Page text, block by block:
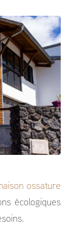
ossature
écologiques